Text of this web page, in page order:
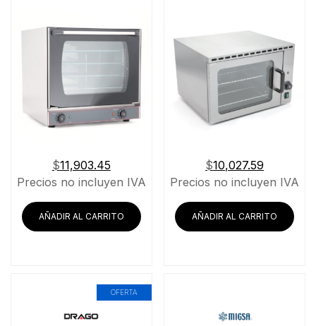
$11,903.45
Precios no incluyen IVA
AÑADIR AL CARRITO
$10,027.59
Precios no incluyen IVA
AÑADIR AL CARRITO
OFERTA